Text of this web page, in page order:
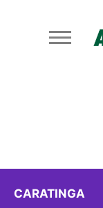
CARATINGA